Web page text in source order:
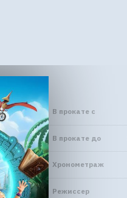
В прокате с
В прокате до
Хронометраж
Режиссер